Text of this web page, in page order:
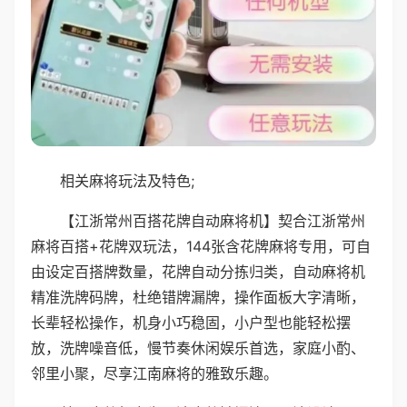
相关麻将玩法及特色;
【江浙常州百搭花牌自动麻将机】契合江浙常州
麻将百搭+花牌双玩法，144张含花牌麻将专用，可自
由设定百搭牌数量，花牌自动分拣归类，自动麻将机
精准洗牌码牌，杜绝错牌漏牌，操作面板大字清晰，
长辈轻松操作，机身小巧稳固，小户型也能轻松摆
放，洗牌噪音低，慢节奏休闲娱乐首选，家庭小酌、
邻里小聚，尽享江南麻将的雅致乐趣。